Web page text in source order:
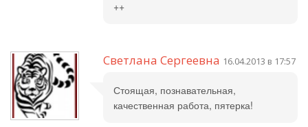
++
Светлана Сергеевна 16.04.2013 в 17:57
Стоящая, познавательная,
качественная работа, пятерка!